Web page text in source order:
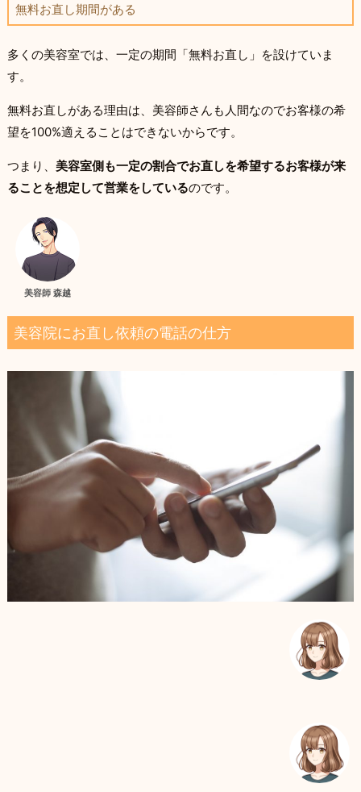
無料お直し期間がある
多くの美容室では、一定の期間「無料お直し」を設けていま
す。
無料お直しがある理由は、美容師さんも人間なのでお客様の希
望を100%適えることはできないからです。
つまり、 美容室側も一定の割合でお直しを希望するお客様が来
ることを想定して営業をしているのです。
美容師 森越
美容院にお直し依頼の電話の仕方